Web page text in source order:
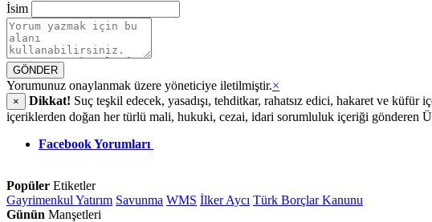
İsim
GÖNDER
Yorumunuz onaylanmak üzere yöneticiye iletilmiştir.×
× Dikkat! Suç teşkil edecek, yasadışı, tehditkar, rahatsız edici, hakaret ve
içeriklerden doğan her türlü mali, hukuki, cezai, idari sorumluluk içeriği gönderen
Facebook Yorumları
Popüler Etiketler
Gayrimenkul Yatırım Savunma WMS İlker Aycı Türk Borçlar Kanunu
Günün Manşetleri